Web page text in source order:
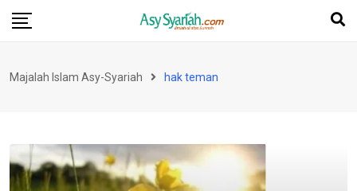
Skip
Majalah Islam Asy-Syariah hak teman